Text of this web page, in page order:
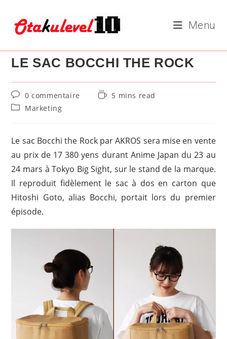
content
Menu
LE SAC BOCCHI THE ROCK
Commentaires
de
la
0 commentaire
Temps5 mins read
PostMarketing
Le sac Bocchi the Rock par AKROS sera mise en vente
au prix de 17 380 yens durant Anime Japan du 23 au
24 mars à Tokyo Big Sight, sur le stand de la marque.
Il reproduit fidèlement le sac à dos en carton que
Hitoshi Goto, alias Bocchi, portait lors du premier
épisode.